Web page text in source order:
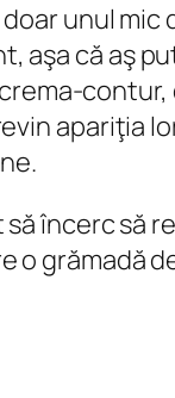
unul
că aş
apariţia
încerc să
grămadă